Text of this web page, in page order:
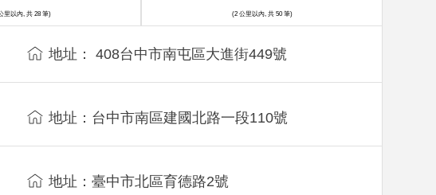
地址： 408台中市南屯區大進街449號
地址：台中市南區建國北路一段110號
地址：臺中市北區育德路2號
里以內, 共 28 筆) (2 公里以內, 共 50 筆)